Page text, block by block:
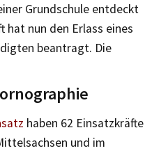
Grundschule entdeckt
nun den Erlass eines
beantragt. Die
haben 62 Einsatzkräfte
und im